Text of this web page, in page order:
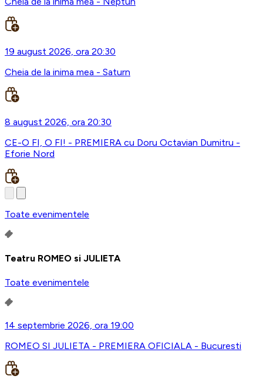
19 august 2026, ora 20:30
Cheia de la inima mea - Saturn
8 august 2026, ora 20:30
CE-O FI, O FI! - PREMIERA cu Doru Octavian Dumitru -
Eforie Nord
Toate evenimentele
Teatru ROMEO si JULIETA
Toate evenimentele
14 septembrie 2026, ora 19:00
ROMEO SI JULIETA - PREMIERA OFICIALA - Bucuresti